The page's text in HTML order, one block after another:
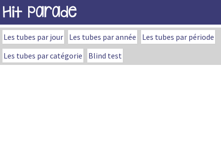
Hit Parade
Les tubes par jour Les tubes par année
Les tubes par période
Les tubes par catégorie
Blind test